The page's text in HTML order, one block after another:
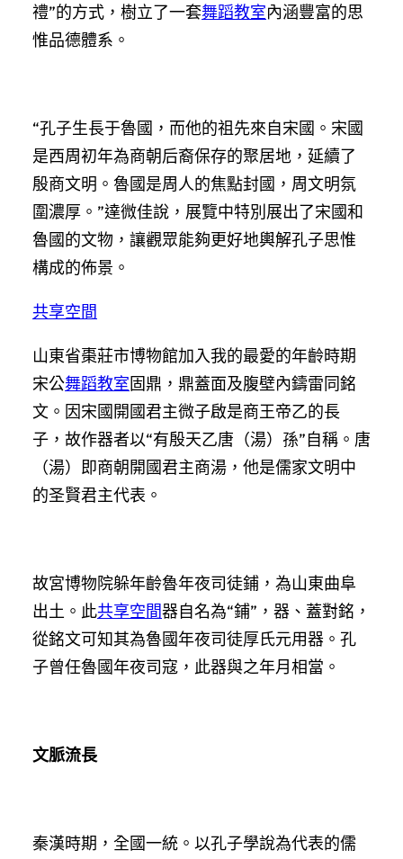
禮”的方式，樹立了一套舞蹈教室內涵豐富的思
惟品德體系。
“孔子生長于魯國，而他的祖先來自宋國。宋國
是西周初年為商朝后裔保存的聚居地，延續了
殷商文明。魯國是周人的焦點封國，周文明氛
圍濃厚。”達微佳說，展覽中特別展出了宋國和
魯國的文物，讓觀眾能夠更好地輿解孔子思惟
構成的佈景。
共享空間
山東省棗莊市博物館加入我的最愛的年齡時期
宋公舞蹈教室固鼎，鼎蓋面及腹壁內鑄雷同銘
文。因宋國開國君主微子啟是商王帝乙的長
子，故作器者以“有殷天乙唐（湯）孫”自稱。唐
（湯）即商朝開國君主商湯，他是儒家文明中
的圣賢君主代表。
故宮博物院躲年齡魯年夜司徒鋪，為山東曲阜
出土。此共享空間器自名為“鋪”，器、蓋對銘，
從銘文可知其為魯國年夜司徒厚氏元用器。孔
子曾任魯國年夜司寇，此器與之年月相當。
文脈流長
秦漢時期，全國一統。以孔子學說為代表的儒